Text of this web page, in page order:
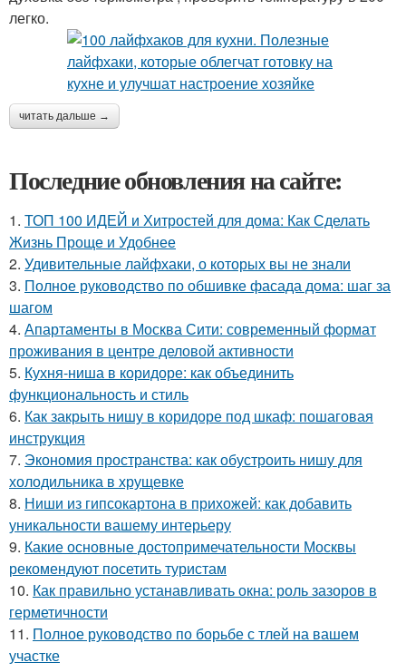
легко.
читать дальше →
Последние обновления на сайте:
1. ТОП 100 ИДЕЙ и Хитростей для дома: Как Сделать
Жизнь Проще и Удобнее
2. Удивительные лайфхаки, о которых вы не знали
3. Полное руководство по обшивке фасада дома: шаг за
шагом
4. Апартаменты в Москва Сити: современный формат
проживания в центре деловой активности
5. Кухня-ниша в коридоре: как объединить
функциональность и стиль
6. Как закрыть нишу в коридоре под шкаф: пошаговая
инструкция
7. Экономия пространства: как обустроить нишу для
холодильника в хрущевке
8. Ниши из гипсокартона в прихожей: как добавить
уникальности вашему интерьеру
9. Какие основные достопримечательности Москвы
рекомендуют посетить туристам
10. Как правильно устанавливать окна: роль зазоров в
герметичности
11. Полное руководство по борьбе с тлей на вашем
участке